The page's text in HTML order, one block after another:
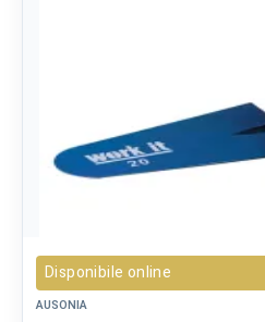
Disponibile online
AUSONIA